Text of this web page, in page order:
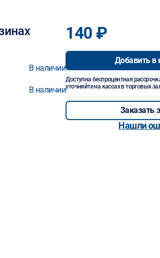
В наличии
В наличии
140 ₽
Добавить в
Доступна беспроцентная
уточняйте на кассах в торговых
Заказать
Нашли